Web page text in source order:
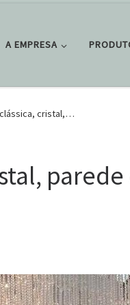
A EMPRESA
clássica, cristal,…